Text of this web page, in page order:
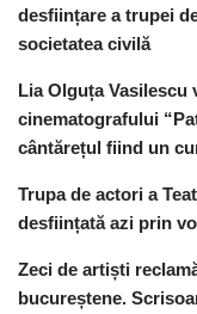
desființare a trupei
societatea civilă
Lia Olguța Vasilescu
cinematografului
cântărețul fiind un
Trupa de actori a
desființată azi prin
Zeci de artiști
bucureștene.